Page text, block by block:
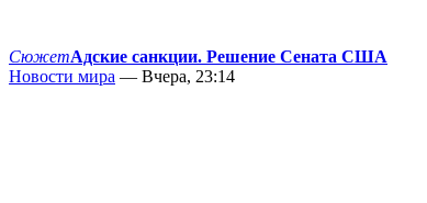
СюжетАдские санкции. Решение Сената США
Новости мира — Вчера, 23:14